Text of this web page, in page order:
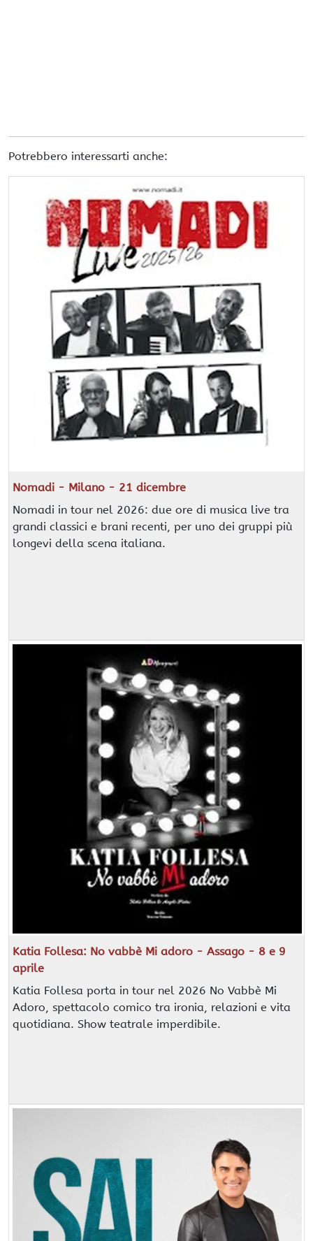
Potrebbero interessarti anche:
Nomadi - Milano - 21 dicembre
Nomadi in tour nel 2026: due ore di musica live tra
grandi classici e brani recenti, per uno dei gruppi più
longevi della scena italiana.
Katia Follesa: No vabbè Mi adoro - Assago - 8 e 9
aprile
Katia Follesa porta in tour nel 2026 No Vabbè Mi
Adoro, spettacolo comico tra ironia, relazioni e vita
quotidiana. Show teatrale imperdibile.